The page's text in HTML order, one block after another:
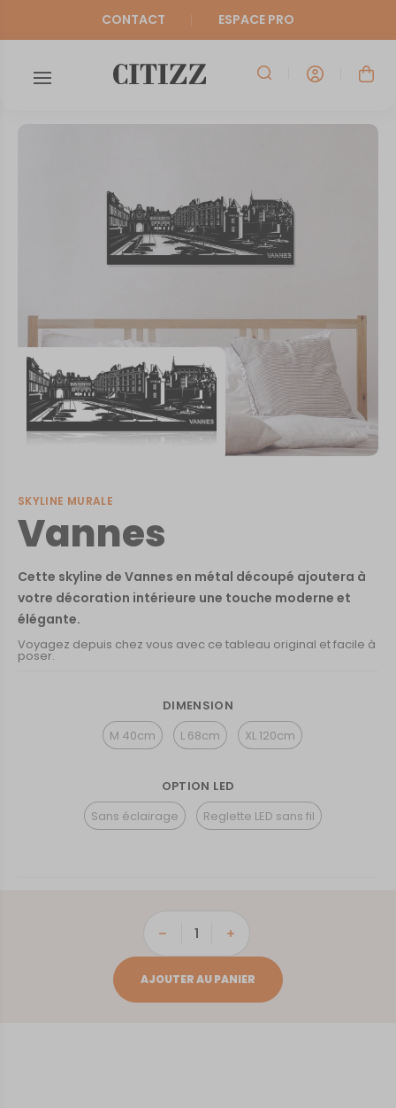
CONTACT ESPACE PRO
SKYLINE MURALE
Vannes
Cette skyline de Vannes en métal découpé ajoutera à
votre décoration intérieure une touche moderne et
élégante.
Voyagez depuis chez vous avec ce tableau original et facile à
poser.
DIMENSION
M 40cm
L 68cm XL 120cm
OPTION LED
Sans éclairage
Reglette LED sans fil
quantité
Vannes
AJOUTER AU PANIER